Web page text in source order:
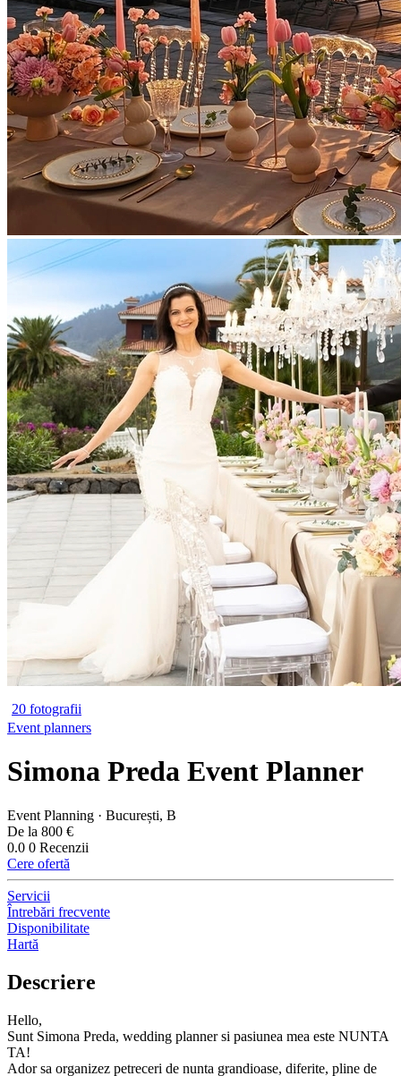
20 fotografii
Event planners
Simona Preda Event Planner
Event Planning · București, B
De la 800 €
0.0 0 Recenzii
Cere ofertă
Servicii
Întrebări frecvente
Disponibilitate
Hartă
Descriere
Hello,
Sunt Simona Preda, wedding planner si pasiunea mea este NUNTA
TA!
Ador sa organizez petreceri de nunta grandioase, diferite, pline de